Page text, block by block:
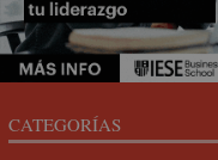
CATEGORÍAS